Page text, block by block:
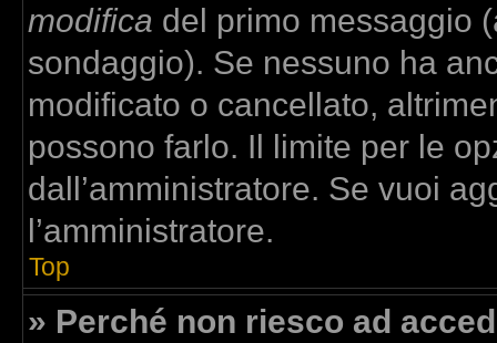
modifica del primo messaggio
sondaggio). Se nessuno ha
modificato o cancellato,
possono farlo. Il limite per le
dall’amministratore. Se vuoi
l’amministratore.
Top
» Perché non riesco ad